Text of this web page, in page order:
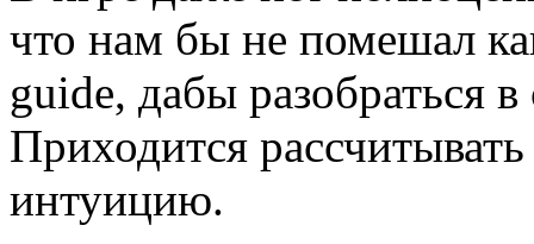
что нам бы не помешал
guide, дабы разобраться
Приходится
интуицию.